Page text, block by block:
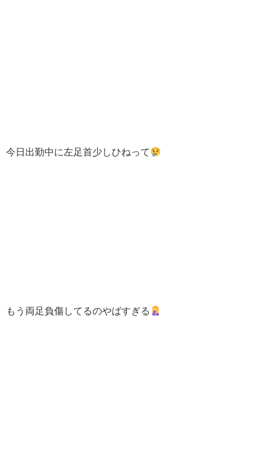
今日出勤中に左足首少しひねって
もう両足負傷してるのやばすぎる